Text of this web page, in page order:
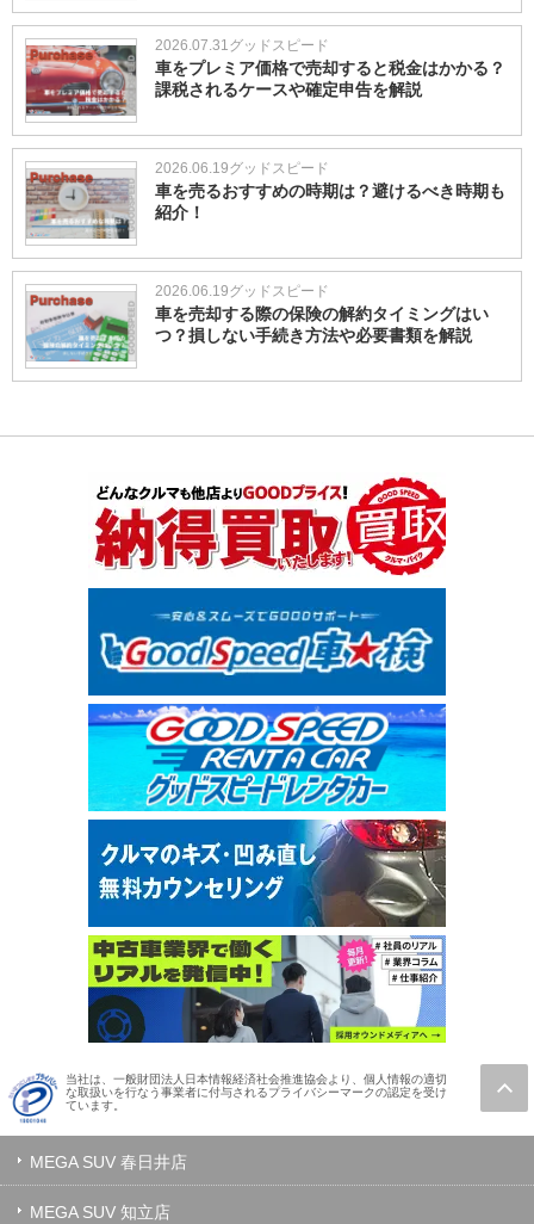
2026.07.31グッドスピード
車をプレミア価格で売却すると税金はかかる？
課税されるケースや確定申告を解説
2026.06.19グッドスピード
車を売るおすすめの時期は？避けるべき時期も
紹介！
2026.06.19グッドスピード
車を売却する際の保険の解約タイミングはい
つ？損しない手続き方法や必要書類を解説
当社は、一般財団法人日本情報経済社会推進協会より、個人情報の適切
な取扱いを行なう事業者に付与されるプライバシーマークの認定を受け
ています。
MEGA SUV 春日井店
MEGA SUV 知立店